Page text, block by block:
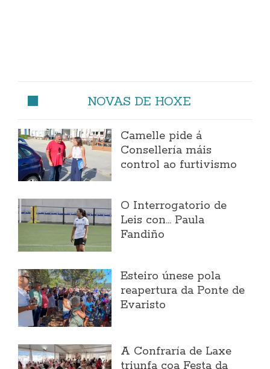
NOVAS DE HOXE
Camelle pide á
Consellería máis
control ao furtivismo
O Interrogatorio de
Leis con... Paula
Fandiño
Esteiro únese pola
reapertura da Ponte de
Evaristo
A Confraría de Laxe
triunfa coa Festa da